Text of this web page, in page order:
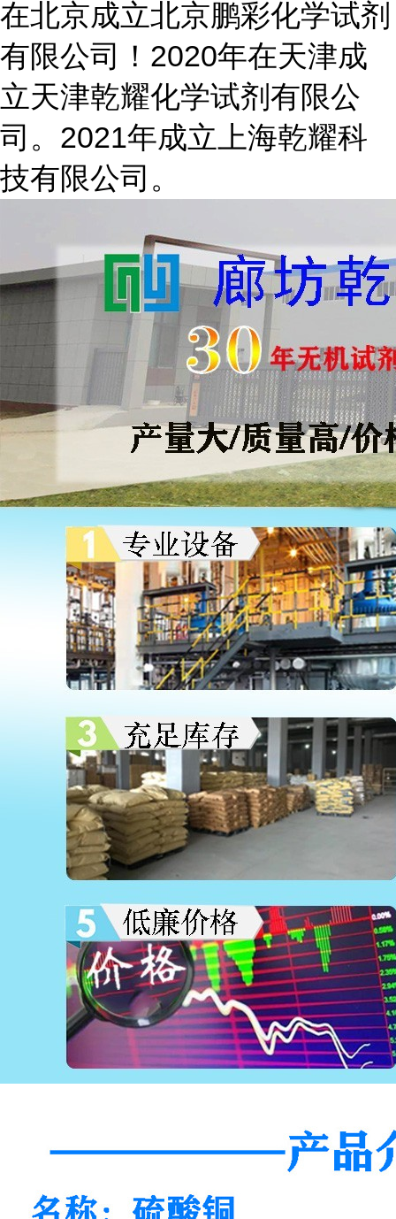
在北京成立北京鹏彩化学试剂
有限公司！2020年在天津成
立天津乾耀化学试剂有限公
司。2021年成立上海乾耀科
技有限公司。